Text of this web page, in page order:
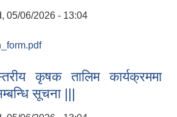
05/06/2026 - 13:04
गर्ने सम्बन्धि सूचना |||
कृषक तालिम कार्यक्रममा
सूचना |||